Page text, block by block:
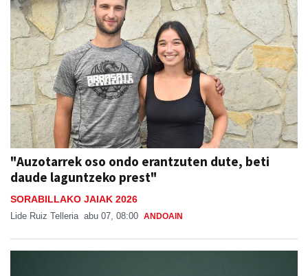
"Auzotarrek oso ondo erantzuten dute, beti
daude laguntzeko prest"
SORABILLAKO JAIAK 2026
Lide Ruiz Telleria abu 07, 08:00 ANDOAIN